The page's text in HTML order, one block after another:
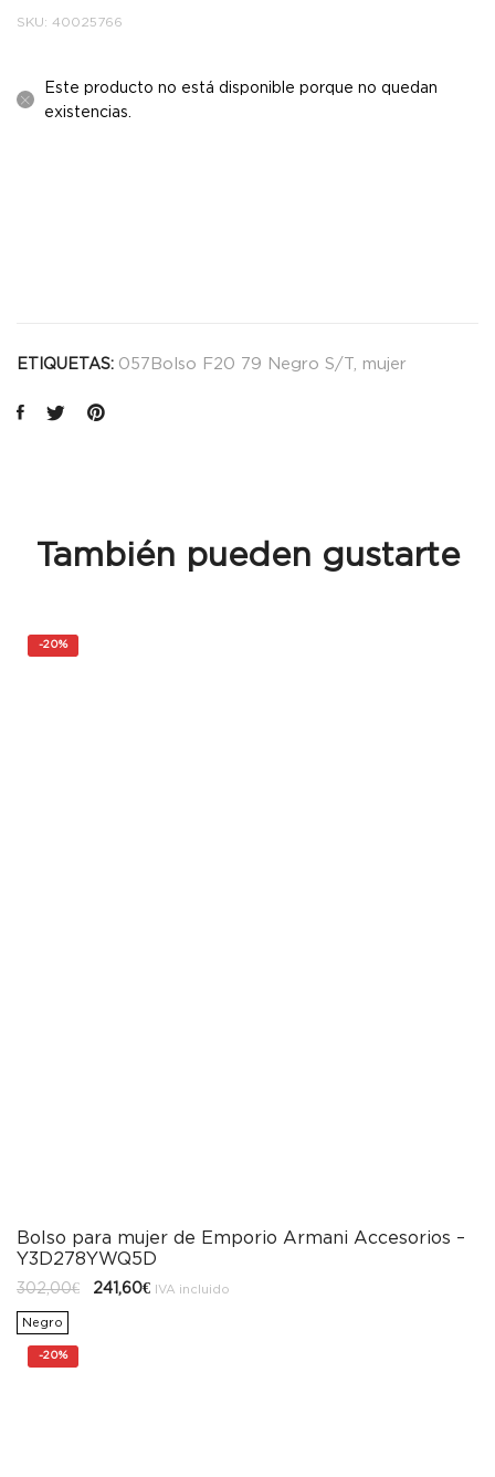
SKU: 40025766
Este producto no está disponible porque no quedan
existencias.
ETIQUETAS: 057Bolso F20 79 Negro S/T mujer
También pueden gustarte
-20%
Bolso para mujer de Emporio Armani Accesorios –
Y3D278YWQ5D
302,00€
El241,60€ElIVA incluido
Negro
-20%